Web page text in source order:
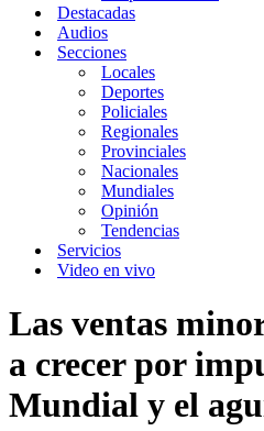
Destacadas
Audios
Secciones
Locales
Deportes
Policiales
Regionales
Provinciales
Nacionales
Mundiales
Opinión
Tendencias
Servicios
Video en vivo
Las ventas
a crecer por
Mundial y el